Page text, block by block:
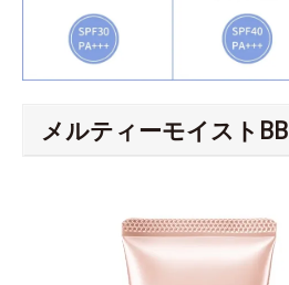
メルティーモイストBB